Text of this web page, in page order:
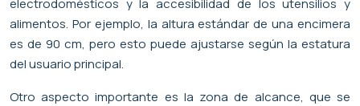
electrodomésticos y la accesibilidad de los utensilios y
alimentos. Por ejemplo, la altura estándar de una encimera
es de 90 cm, pero esto puede ajustarse según la estatura
del usuario principal.
Otro aspecto importante es la zona de alcance, que se